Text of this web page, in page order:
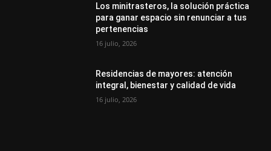
Los minitrasteros, la solución práctica
para ganar espacio sin renunciar a tus
pertenencias
16 julio, 2026
Residencias de mayores: atención
integral, bienestar y calidad de vida
16 julio, 2026